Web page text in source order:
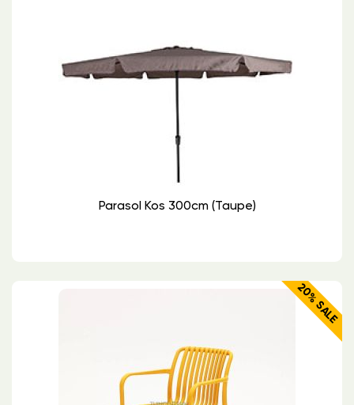
Parasol Kos 300cm (taupe)
20% SALE